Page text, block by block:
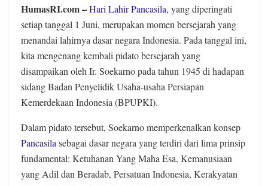
HumasRI.com –Hari Lahir Pancasila, yang diperingati
setiap tanggal 1 Juni, merupakan momen bersejarah yang
menandai lahirnya dasar negara Indonesia. Pada tanggal ini,
kita mengenang kembali pidato bersejarah yang
disampaikan oleh Ir. Soekarno pada tahun 1945 di hadapan
sidang Badan Penyelidik Usaha-usaha Persiapan
Kemerdekaan Indonesia (BPUPKI).
Dalam pidato tersebut, Soekarno memperkenalkan konsep
Pancasila sebagai dasar negara yang terdiri dari lima prinsip
fundamental: Ketuhanan Yang Maha Esa, Kemanusiaan
yang Adil dan Beradab, Persatuan Indonesia, Kerakyatan